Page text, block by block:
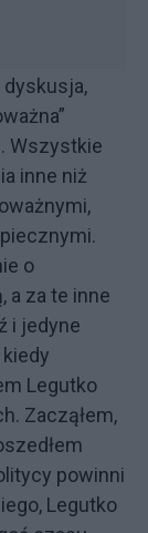
Wszystkie
inne niż
o
a za te inne
i jedyne
Legutko
Zacząłem,
powinni
Legutko